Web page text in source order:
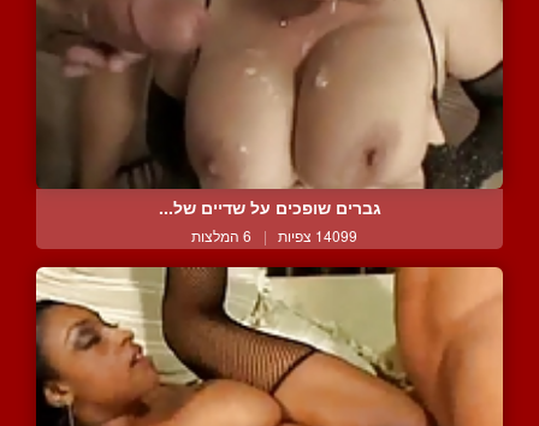
גברים שופכים על שדיים של...
14099 צפיות | 6 המלצות